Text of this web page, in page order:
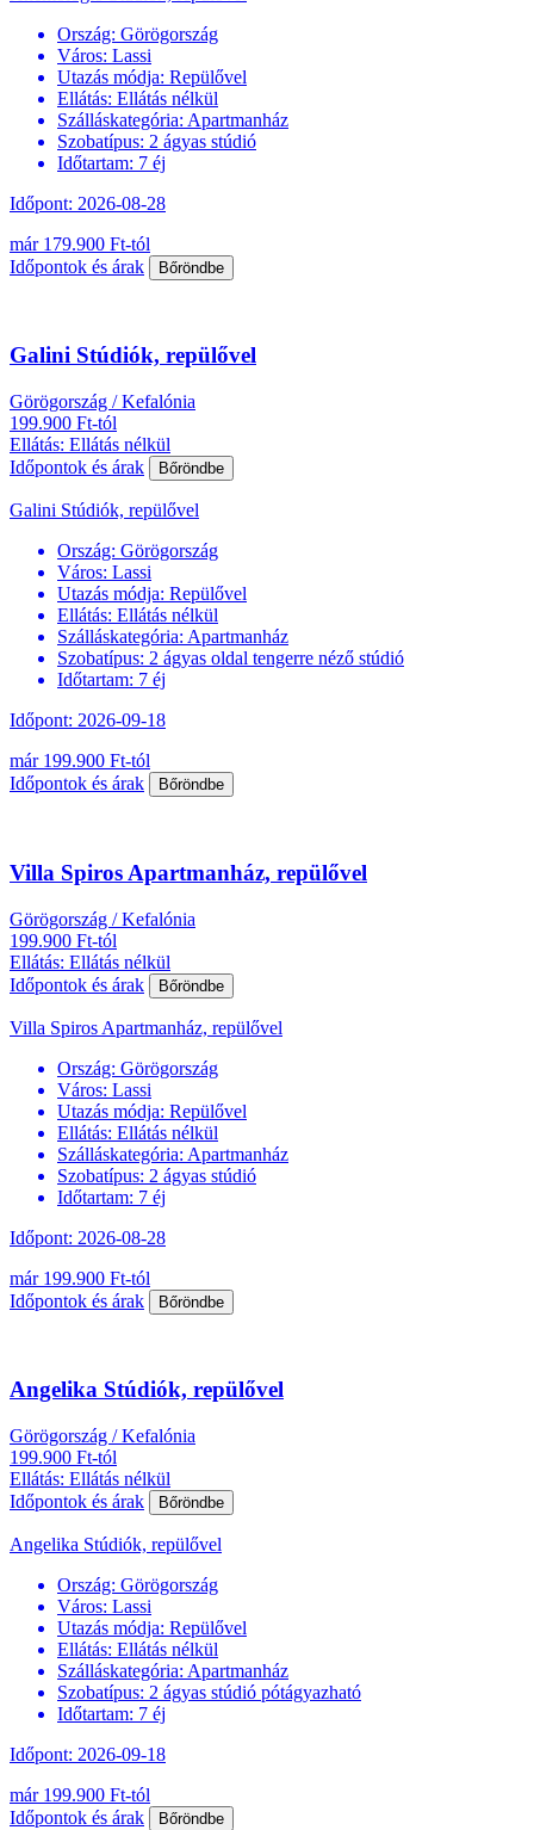
Ország: Görögország
Város: Lassi
Utazás módja: Repülővel
Ellátás: Ellátás nélkül
Szálláskategória: Apartmanház
Szobatípus: 2 ágyas stúdió
Időtartam: 7 éj
Időpont: 2026-08-28
már 179.900 Ft-tól
Időpontok és árak
Bőröndbe
Galini Stúdiók, repülővel
Görögország / Kefalónia
199.900 Ft-tól
Ellátás: Ellátás nélkül
Időpontok és árak
Bőröndbe
Galini Stúdiók, repülővel
Ország: Görögország
Város: Lassi
Utazás módja: Repülővel
Ellátás: Ellátás nélkül
Szálláskategória: Apartmanház
Szobatípus: 2 ágyas oldal tengerre néző stúdió
Időtartam: 7 éj
Időpont: 2026-09-18
már 199.900 Ft-tól
Időpontok és árak
Bőröndbe
Villa Spiros Apartmanház, repülővel
Görögország / Kefalónia
199.900 Ft-tól
Ellátás: Ellátás nélkül
Időpontok és árak
Bőröndbe
Villa Spiros Apartmanház, repülővel
Ország: Görögország
Város: Lassi
Utazás módja: Repülővel
Ellátás: Ellátás nélkül
Szálláskategória: Apartmanház
Szobatípus: 2 ágyas stúdió
Időtartam: 7 éj
Időpont: 2026-08-28
már 199.900 Ft-tól
Időpontok és árak
Bőröndbe
Angelika Stúdiók, repülővel
Görögország / Kefalónia
199.900 Ft-tól
Ellátás: Ellátás nélkül
Időpontok és árak
Bőröndbe
Angelika Stúdiók, repülővel
Ország: Görögország
Város: Lassi
Utazás módja: Repülővel
Ellátás: Ellátás nélkül
Szálláskategória: Apartmanház
Szobatípus: 2 ágyas stúdió pótágyazható
Időtartam: 7 éj
Időpont: 2026-09-18
már 199.900 Ft-tól
Időpontok és árak
Bőröndbe